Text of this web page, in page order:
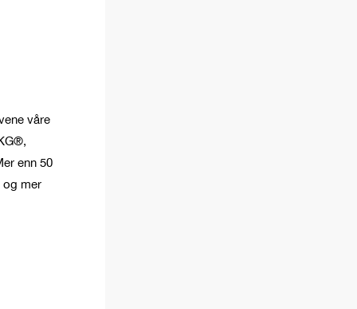
våre
enn 50
og mer